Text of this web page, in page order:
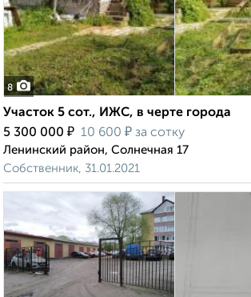
8
Участок 5 сот., ИЖС, в черте города
5 300 000 ₽ 10 600 ₽ за сотку
Ленинский район, Солнечная 17
Собственник, 31.01.2021